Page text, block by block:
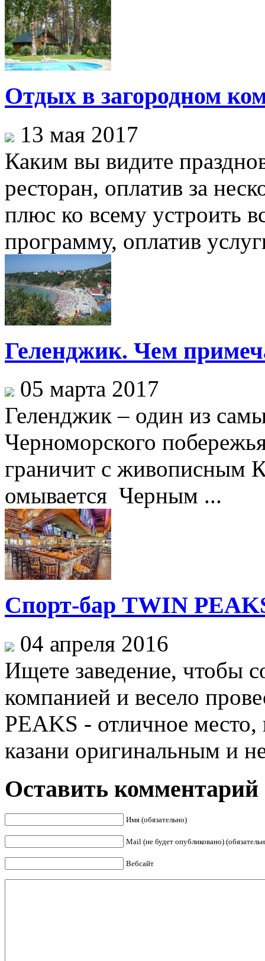
Отдых в загородном
13 мая 2017
Каким вы видите
ресторан, оплатив за
плюс ко всему устроить
программу, оплатив
Геленджик. Чем
05 марта 2017
Геленджик – один из
Черноморского
граничит с живописным
омывается Черным ...
Спорт-бар TWIN
04 апреля 2016
Ищете заведение, чтобы
компанией и весело
PEAKS - отличное место,
казани оригинальным и
Оставить комментарий
Имя (обязательно)
Mail (не будет опубликовано)
Вебсайт